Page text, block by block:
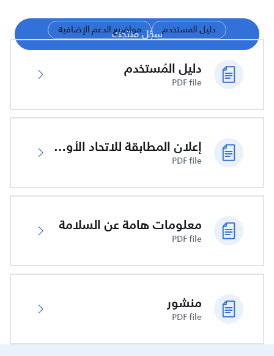
سجّل منتجكدليل المستخدم مواضيع الدعم الإضافية
دليل المُستخدم
PDF file
إعلان المطابقة للاتحاد الأوروبي
PDF file
معلومات هامة عن السلامة
PDF file
منشور
PDF file